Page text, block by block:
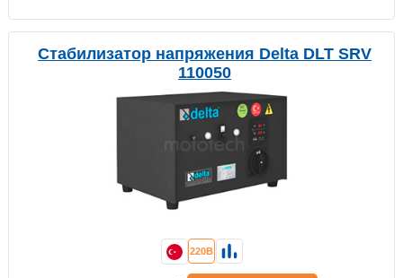
Стабилизатор напряжения Delta DLT SRV
110050
220В